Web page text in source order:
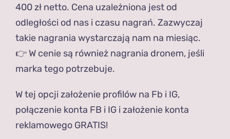
400 zł netto. Cena uzależniona jest od
odległości od nas i czasu nagrań. Zazwyczaj
takie nagrania wystarczają nam na miesiąc.
👉 W cenie są również nagrania dronem, jeśli
marka tego potrzebuje.
W tej opcji założenie profilów na Fb i IG,
połączenie konta FB i IG i założenie konta
reklamowego GRATIS!